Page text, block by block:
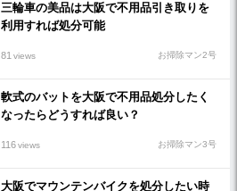
三輪車の美品は大阪で不用品引き取りを
利用すれば処分可能
81 views お掃除マン2号
軟式のバットを大阪で不用品処分したく
なったらどうすれば良い？
116views お掃除マン3号
大阪でマウンテンバイクを処分したい時